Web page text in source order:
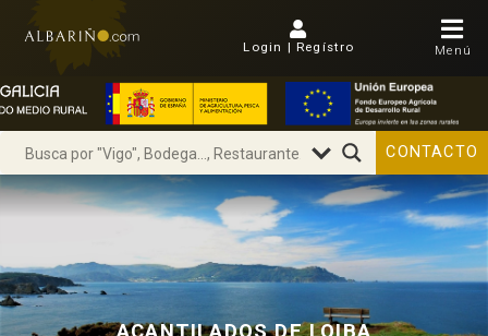
Login | Regístro Menú
CONTACTO